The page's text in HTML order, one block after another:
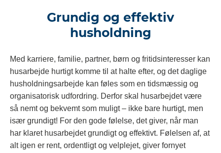
Grundig og effektiv
husholdning
Med karriere, familie, partner, børn og fritidsinteresser kan
husarbejde hurtigt komme til at halte efter, og det daglige
husholdningsarbejde kan føles som en tidsmæssig og
organisatorisk udfordring. Derfor skal husarbejdet være
så nemt og bekvemt som muligt – ikke bare hurtigt, men
især grundigt! For den gode følelse, det giver, når man
har klaret husarbejdet grundigt og effektivt. Følelsen af, at
alt igen er rent, ordentligt og velplejet, giver fornyet